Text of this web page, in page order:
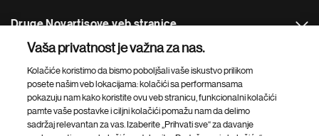
Druge Novartisove veb stranice
Footer Site Search
Vaša privatnost je važna za nas.
Kolačiće koristimo da bismo poboljšali vaše iskustvo prilikom
posete našim veb lokacijama: kolačići sa performansama
pokazuju nam kako koristite ovu veb stranicu, funkcionalni kolačići
pamte vaše postavke i ciljni kolačići pomažu nam da delimo
sadržaj relevantan za vas. Izaberite „Prihvati sve“ za davanje